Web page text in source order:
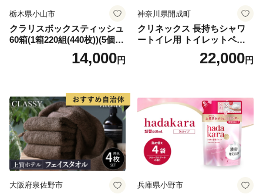
栃木県小山市
クラリスボックスティッシュ
60箱(1箱220組(440枚))(5個入
り×12セット)【1256759】
14,000円
神奈川県開成町
クリネックス 長持ちシャワ
ートイレ用 トイレットペー
パー（ダブル）64ロール(8ロ
ール×8パック) 開成町 トイレ
蓄 防災 エコ 消耗品 生活雑貨
生活用品 無香料 トイレット
ペーパー ダブル といれっと
ぺーぱー トイレ クレシア ト
イレットペーパー [BDBH002
-1]
22,000円
大阪府泉佐野市 兵庫県小野市